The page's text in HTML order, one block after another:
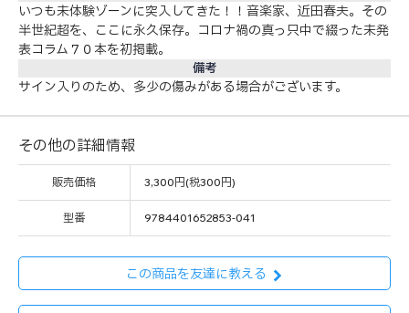
いつも未体験ゾーンに突入してきた！！音楽家、近田春夫。その
半世紀超を、ここに永久保存。コロナ禍の真っ只中で綴った未発
表コラム７０本を初掲載。
備考
サイン入りのため、多少の傷みがある場合がございます。
その他の詳細情報
販売価格 3,300円(税300円)
型番 9784401652853-041
この商品を友達に教える